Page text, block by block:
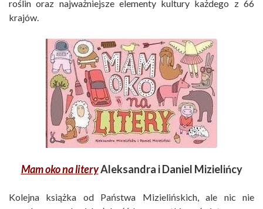
roślin oraz najważniejsze elementy kultury każdego z 66
krajów.
Mam oko na literyAleksandra i Daniel Mizielińcy
Kolejna książka od Państwa Mizielińskich, ale nic nie